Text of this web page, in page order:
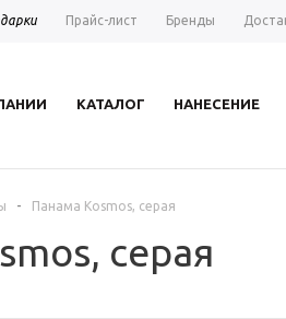
Прайс-лист Бренды
КАТАЛОГ НАНЕСЕНИЕ
- Панама Kosmos, серая
серая